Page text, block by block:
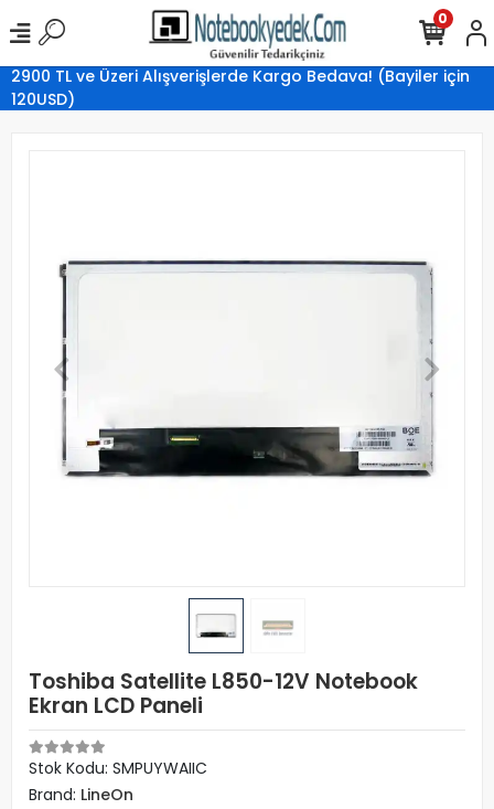
2900 TL ve Üzeri Alışverişlerde Kargo Bedava! (Bayiler için
120USD)
0
Toshiba Satellite L850-12V Notebook
Ekran LCD Paneli
Stok Kodu: SMPUYWAIIC
Brand: LineOn